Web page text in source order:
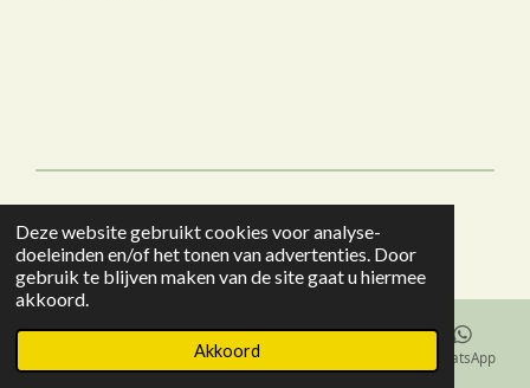
Deze website gebruikt cookies voor analyse-
doeleinden en/of het tonen van advertenties. Door
gebruik te blijven maken van de site gaat u hiermee
akkoord.
Akkoord
© 2020 - 2026 www.margotkempenaars.nl
Powered byJouwWeb
Telefoonnummer WhatsApp